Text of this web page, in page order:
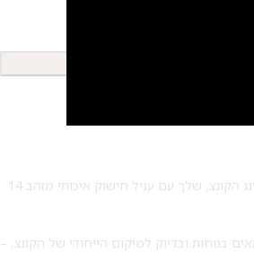
הוסיפי נגיעה יוקרתית לפירסינג הקונצ, שלך עם עגיל חישוק איכותי מזהב 14
בנוחות ובדיוק למיקום הייחודי של הקונצ, –